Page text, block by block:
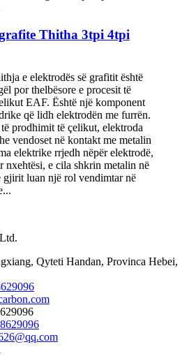
Thitha 3tpi 4tpi
e elektrodës së grafitit është
por thelbësore e procesit të
EAF. Është një komponent
që lidh elektrodën me furrën.
prodhimit të çelikut, elektroda
vendoset në kontakt me metalin
elektrike rrjedh nëpër elektrodë,
nxehtësi, e cila shkrin metalin në
gjirit luan një rol vendimtar në
Qyteti Handan, Provinca Hebei,